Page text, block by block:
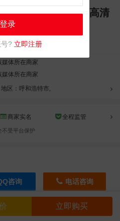
立即购买
特维多利桥体大屏 高清
媒体所在商家
媒体所在商家
媒体所在商家
体所在商家
体所在商家
媒体所在商家
媒体所在商家
体所在商家
地区：呼和浩特市,
商家实名 全程监管
不受平台保护
咨询 电话咨询
登录
? 立即注册